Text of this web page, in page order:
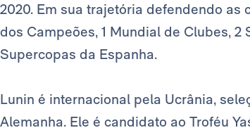
2020. Em sua trajetória defendendo as
dos Campeões, 1 Mundial de Clubes, 2
Supercopas da Espanha.
Lunin é internacional pela Ucrânia,
Alemanha. Ele é candidato ao Troféu